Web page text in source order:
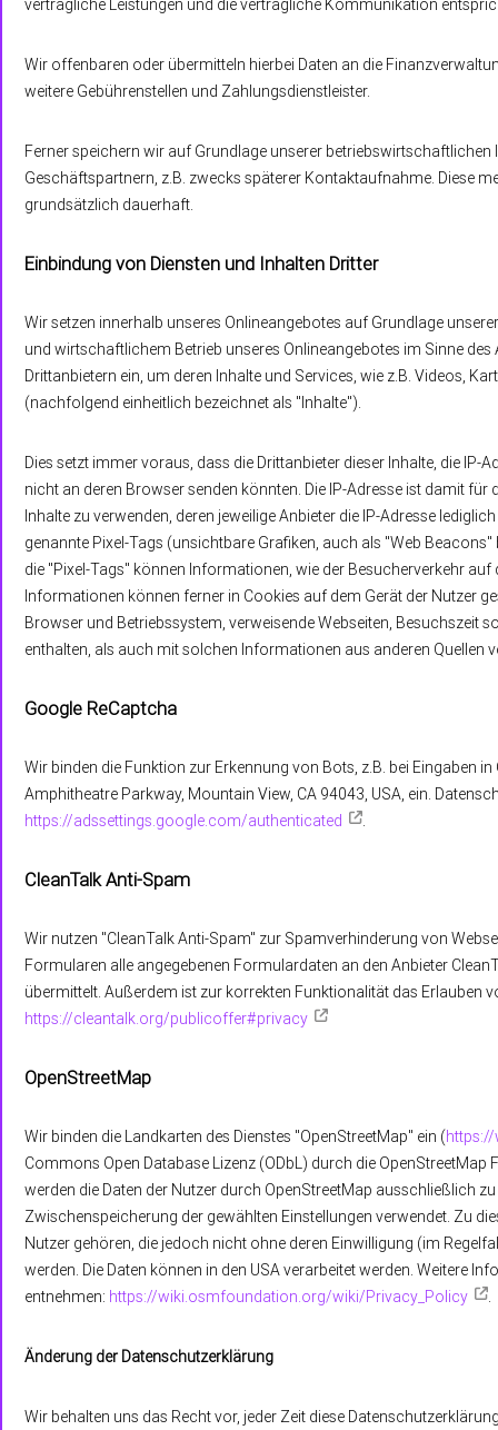
vertragliche Leistungen und die vertragliche Kommunikation
Wir offenbaren oder übermitteln hierbei Daten an die
weitere Gebührenstellen und Zahlungsdienstleister.
Ferner speichern wir auf Grundlage unserer
Geschäftspartnern, z.B. zwecks späterer Kontaktaufnahme. Diese
grundsätzlich dauerhaft.
Einbindung von Diensten und Inhalten Dritter
Wir setzen innerhalb unseres Onlineangebotes auf Grundlage
und wirtschaftlichem Betrieb unseres Onlineangebotes im Sinne
Drittanbietern ein, um deren Inhalte und Services, wie z.B. Videos,
(nachfolgend einheitlich bezeichnet als "Inhalte").
Dies setzt immer voraus, dass die Drittanbieter dieser Inhalte, die IP-
nicht an deren Browser senden könnten. Die IP-Adresse ist damit
Inhalte zu verwenden, deren jeweilige Anbieter die IP-Adresse
genannte Pixel-Tags (unsichtbare Grafiken, auch als "Web
die "Pixel-Tags" können Informationen, wie der Besucherverkehr
Informationen können ferner in Cookies auf dem Gerät der Nutzer
Browser und Betriebssystem, verweisende Webseiten, Besuchszeit
enthalten, als auch mit solchen Informationen aus anderen Quellen
Google ReCaptcha
Wir binden die Funktion zur Erkennung von Bots, z.B. bei Eingaben
Amphitheatre Parkway, Mountain View, CA 94043, USA, ein.
https://adssettings.google.com/authenticated
.
CleanTalk Anti-Spam
Wir nutzen "CleanTalk Anti-Spam" zur Spamverhinderung von
Formularen alle angegebenen Formulardaten an den Anbieter
übermittelt. Außerdem ist zur korrekten Funktionalität das Erlauben
https://cleantalk.org/publicoffer#privacy
OpenStreetMap
Wir binden die Landkarten des Dienstes "OpenStreetMap" ein (
Commons Open Database Lizenz (ODbL) durch die
werden die Daten der Nutzer durch OpenStreetMap ausschließlich
Zwischenspeicherung der gewählten Einstellungen verwendet. Zu
Nutzer gehören, die jedoch nicht ohne deren Einwilligung (im
werden. Die Daten können in den USA verarbeitet werden. Weitere
entnehmen: https://wiki.osmfoundation.org/wiki/Privacy_Policy .
Änderung der Datenschutzerklärung
Wir behalten uns das Recht vor, jeder Zeit diese